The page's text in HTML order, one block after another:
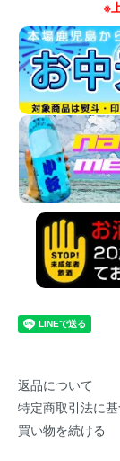
※
返品について
特定商取引法に
買い物を続ける